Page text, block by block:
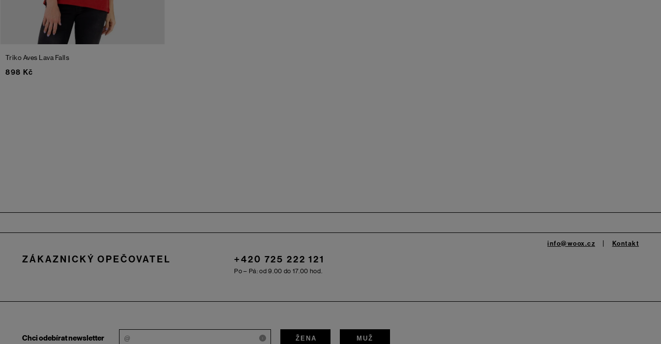
Triko Aves Lava Falls
898 Kč
ZÁKAZNICKÝ OPEČOVATEL +420 725 222 121
Po – Pá: od 9.00 do 17.00 hod.
info@woox.cz Kontakt
Chci odebírat newsletter i ŽENA MUŽ